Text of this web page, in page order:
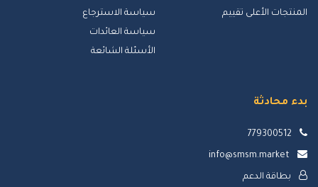
المنتجات الأعلى تقييم
سياسة الاسترجاع
سياسة العائدات
الأسئلة الشائعة
بدء محادثة
779300512
info@smsm.market
بطاقة الدعم